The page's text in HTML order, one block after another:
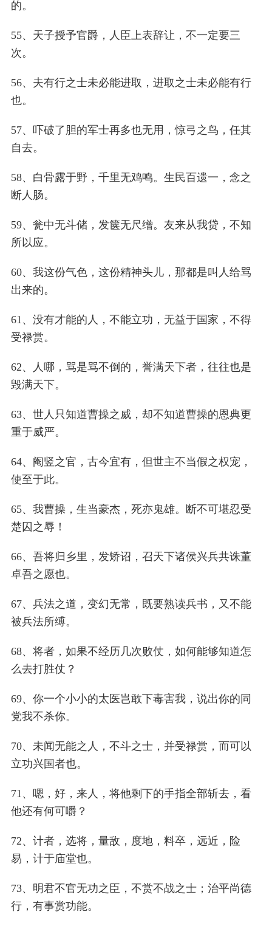
的。
55、天子授予官爵，人臣上表辞让，不一定要三
次。
56、夫有行之士未必能进取，进取之士未必能有行
也。
57、吓破了胆的军士再多也无用，惊弓之鸟，任其
自去。
58、白骨露于野，千里无鸡鸣。生民百遗一，念之
断人肠。
59、瓮中无斗储，发箧无尺缯。友来从我贷，不知
所以应。
60、我这份气色，这份精神头儿，那都是叫人给骂
出来的。
61、没有才能的人，不能立功，无益于国家，不得
受禄赏。
62、人哪，骂是骂不倒的，誉满天下者，往往也是
毁满天下。
63、世人只知道曹操之威，却不知道曹操的恩典更
重于威严。
64、阉竖之官，古今宜有，但世主不当假之权宠，
使至于此。
65、我曹操，生当豪杰，死亦鬼雄。断不可堪忍受
楚囚之辱！
66、吾将归乡里，发矫诏，召天下诸侯兴兵共诛董
卓吾之愿也。
67、兵法之道，变幻无常，既要熟读兵书，又不能
被兵法所缚。
68、将者，如果不经历几次败仗，如何能够知道怎
么去打胜仗？
69、你一个小小的太医岂敢下毒害我，说出你的同
党我不杀你。
70、未闻无能之人，不斗之士，并受禄赏，而可以
立功兴国者也。
71、嗯，好，来人，将他剩下的手指全部斩去，看
他还有何可嚼？
72、计者，选将，量敌，度地，料卒，远近，险
易，计于庙堂也。
73、明君不官无功之臣，不赏不战之士；治平尚德
行，有事赏功能。